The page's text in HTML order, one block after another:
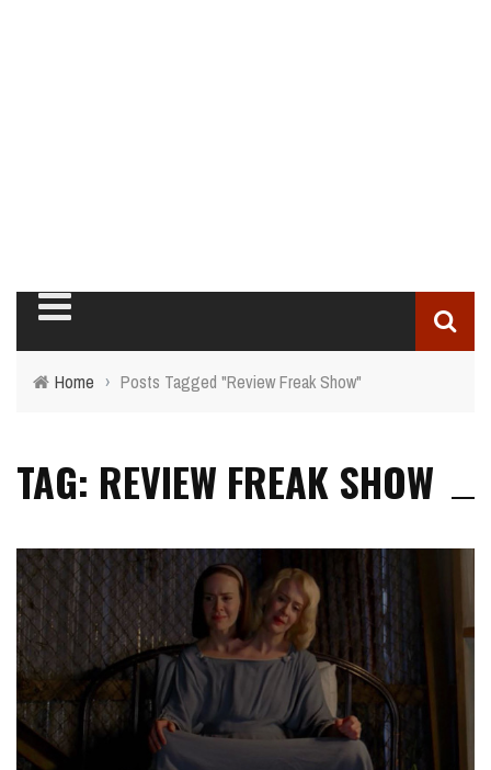
Home › Posts Tagged "Review Freak Show"
TAG: REVIEW FREAK SHOW